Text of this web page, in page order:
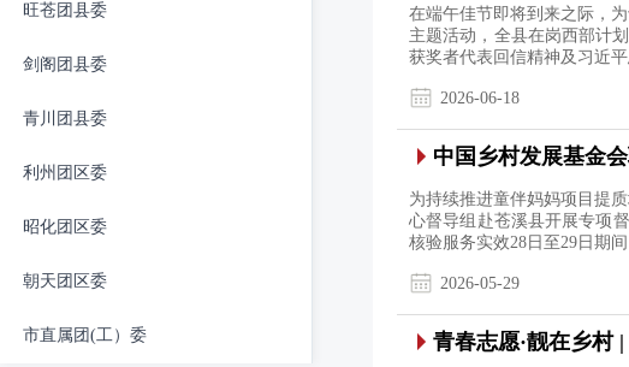
旺苍团县委
剑阁团县委
青川团县委
利州团区委
昭化团区委
朝天团区委
市直属团(工）委
在端午佳节即将到来之际，
主题活动，全县在岗西部计
获奖者代表回信精神及习近
2026-06-18
中国乡村发展基金
为持续推进童伴妈妈项目提
心督导组赴苍溪县开展专项
核验服务实效28日至29日期
2026-05-29
青春志愿·靓在乡村